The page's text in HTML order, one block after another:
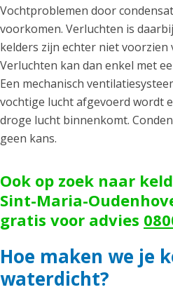
Vochtproblemen door
voorkomen. Verluchten is
kelders zijn echter niet voorzien
Verluchten kan dan enkel met
Een mechanisch
vochtige lucht afgevoerd wordt
droge lucht binnenkomt.
geen kans.
Ook op zoek naar
Sint-Maria-
gratis voor advies
Hoe maken we je
waterdicht?